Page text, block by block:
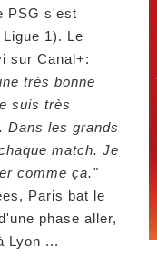
PSG s'est
1). Le
sur Canal+:
très bonne
suis très
Dans les grands
match. Je
comme ça."
Paris bat le
phase aller,
Lyon ...